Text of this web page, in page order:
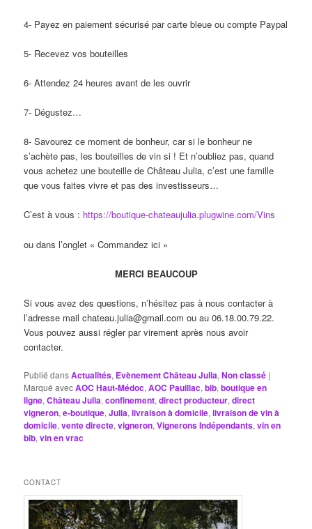
4- Payez en paiement sécurisé par carte bleue ou compte Paypal
5- Recevez vos bouteilles
6- Attendez 24 heures avant de les ouvrir
7- Dégustez…
8- Savourez ce moment de bonheur, car si le bonheur ne
s’achète pas, les bouteilles de vin si ! Et n’oubliez pas, quand
vous achetez une bouteille de Château Julia, c’est une famille
que vous faites vivre et pas des investisseurs…
C’est à vous : https://boutique-chateaujulia.plugwine.com/Vins
ou dans l’onglet « Commandez ici »
MERCI BEAUCOUP
Si vous avez des questions, n’hésitez pas à nous contacter à
l’adresse mail chateau.julia@gmail.com ou au 06.18.00.79.22.
Vous pouvez aussi régler par virement après nous avoir
contacter.
Publié dansActualités, Evènement Château Julia,Non classé |
Marqué avecAOC Haut-Médoc,AOC Pauillac,bib,boutique en
ligne,Château Julia,confinement,direct producteur,direct
vigneron,e-boutique,Julia,livraison à domicile,livraison de vin à
domicile,vente directe,vigneron,Vignerons Indépendants,vin en
bib,vin en vrac
CONTACT